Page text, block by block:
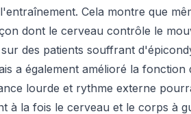
Cela montre que
dont le cerveau contrôle le
des patients souffrant
a également amélioré la
lourde et rythme externe
à la fois le cerveau et le corps à